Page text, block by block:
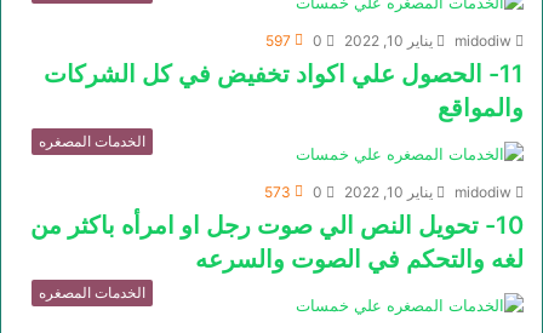
midodiw يناير 10, 2022 0
597
11- الحصول علي اكواد تخفيض في كل الشركات
والمواقع
الخدمات المصغره
midodiw يناير 10, 2022 0
573
10- تحويل النص الي صوت رجل او امرأه باكثر من
لغه والتحكم في الصوت والسرعه
الخدمات المصغره